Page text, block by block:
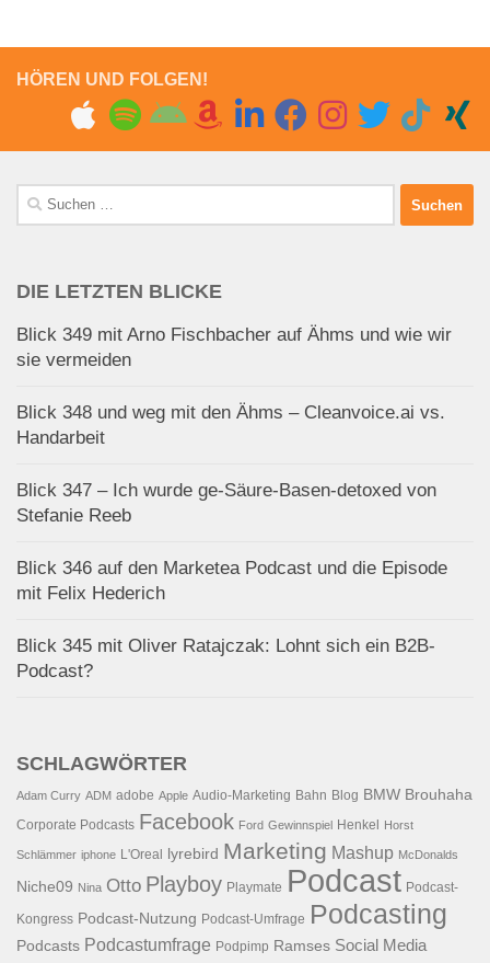
HÖREN UND FOLGEN!
Suchen
nach:
DIE LETZTEN BLICKE
Blick 349 mit Arno Fischbacher auf Ähms und wie wir
sie vermeiden
Blick 348 und weg mit den Ähms – Cleanvoice.ai vs.
Handarbeit
Blick 347 – Ich wurde ge-Säure-Basen-detoxed von
Stefanie Reeb
Blick 346 auf den Marketea Podcast und die Episode
mit Felix Hederich
Blick 345 mit Oliver Ratajczak: Lohnt sich ein B2B-
Podcast?
SCHLAGWÖRTER
Adam Curry ADM adobe Apple Audio-Marketing Bahn Blog BMW Brouhaha
Corporate Podcasts Facebook Ford Gewinnspiel Henkel Horst
Schlämmer iphone L'Oreal lyrebird Marketing Mashup McDonalds
Niche09 Nina Otto Playboy Playmate Podcast Podcast-
Kongress Podcast-Nutzung Podcast-Umfrage Podcasting
Podcasts Podcastumfrage Podpimp Ramses Social Media